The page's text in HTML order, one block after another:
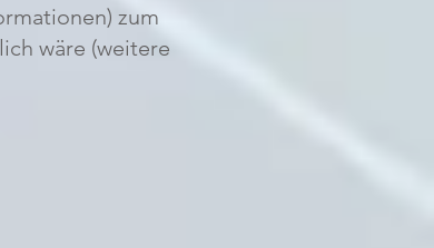
zum
wäre (weitere